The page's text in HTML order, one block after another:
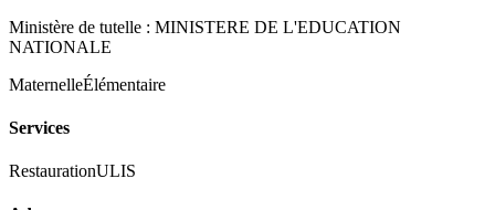
Ministère de tutelle : MINISTERE DE L'EDUCATION
NATIONALE
MaternelleÉlémentaire
Services
RestaurationULIS